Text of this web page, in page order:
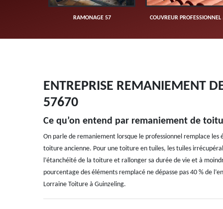
RAMONAGE 57 COUVREUR PROFESSIONNEL
ENTREPRISE REMANIEMENT
57670
Ce qu’on entend par remaniement de
On parle de remaniement lorsque le professionnel remplace
toiture ancienne. Pour une toiture en tuiles, les tuiles
l’étanchéité de la toiture et rallonger sa durée de vie et à
pourcentage des éléments remplacé ne dépasse pas 40 % de
Lorraine Toiture à Guinzeling.